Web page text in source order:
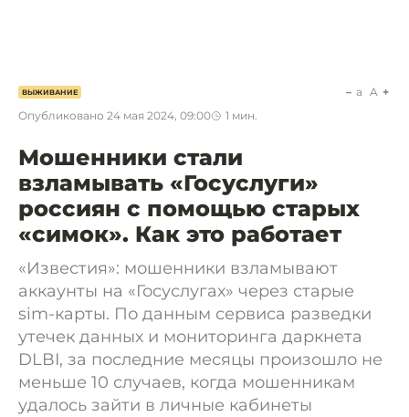
ВЫЖИВАНИЕ
Опубликовано 24 мая 2024, 09:00 1 мин.
a A
Мошенники стали
взламывать «Госуслуги»
россиян с помощью старых
«симок». Как это работает
«Известия»: мошенники взламывают
аккаунты на «Госуслугах» через старые
sim-карты. По данным сервиса разведки
утечек данных и мониторинга даркнета
DLBI, за последние месяцы произошло не
меньше 10 случаев, когда мошенникам
удалось зайти в личные кабинеты